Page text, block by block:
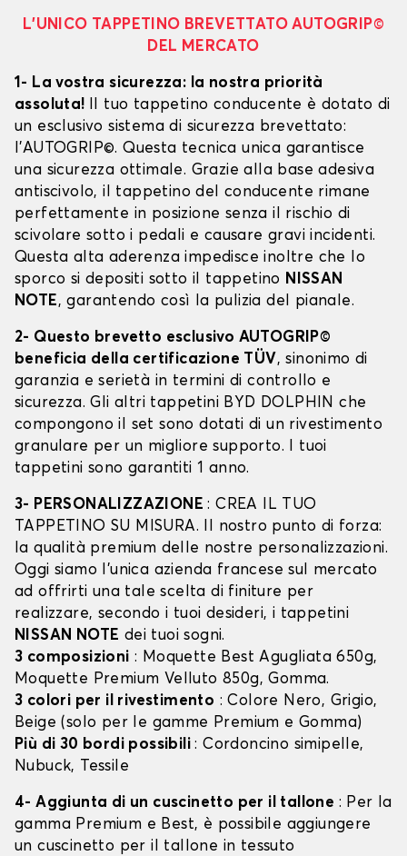
L’UNICO TAPPETINO BREVETTATO AUTOGRIP©
DEL MERCATO
1- La vostra sicurezza: la nostra priorità
assoluta! Il tuo tappetino conducente è dotato di
un esclusivo sistema di sicurezza brevettato:
l’AUTOGRIP©. Questa tecnica unica garantisce
una sicurezza ottimale. Grazie alla base adesiva
antiscivolo, il tappetino del conducente rimane
perfettamente in posizione senza il rischio di
scivolare sotto i pedali e causare gravi incidenti.
Questa alta aderenza impedisce inoltre che lo
sporco si depositi sotto il tappetino NISSAN
NOTE, garantendo così la pulizia del pianale.
2- Questo brevetto esclusivo AUTOGRIP©
beneficia della certificazione TÜV, sinonimo di
garanzia e serietà in termini di controllo e
sicurezza. Gli altri tappetini BYD DOLPHIN che
compongono il set sono dotati di un rivestimento
granulare per un migliore supporto. I tuoi
tappetini sono garantiti 1 anno.
3- PERSONALIZZAZIONE: CREA IL TUO
TAPPETINO SU MISURA. Il nostro punto di forza:
la qualità premium delle nostre personalizzazioni.
Oggi siamo l’unica azienda francese sul mercato
ad offrirti una tale scelta di finiture per
realizzare, secondo i tuoi desideri, i tappetini
NISSAN NOTE dei tuoi sogni.
3 composizioni : Moquette Best Agugliata 650g,
Moquette Premium Velluto 850g, Gomma.
3 colori per il rivestimento : Colore Nero, Grigio,
Beige (solo per le gamme Premium e Gomma)
Più di 30 bordi possibili: Cordoncino simipelle,
Nubuck, Tessile
4- Aggiunta di un cuscinetto per il tallone : Per la
gamma Premium e Best, è possibile aggiungere
un cuscinetto per il tallone in tessuto